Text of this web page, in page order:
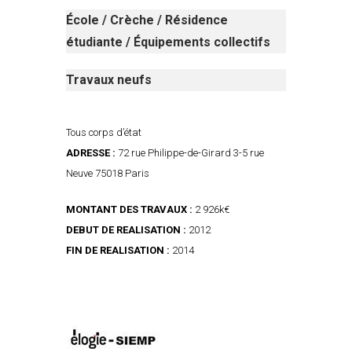
École / Crèche / Résidence
étudiante / Équipements collectifs
Travaux neufs
Tous corps d’état
ADRESSE : 72 rue Philippe-de-Girard 3-5 rue
Neuve 75018 Paris
MONTANT DES TRAVAUX : 2 926k€
DEBUT DE REALISATION : 2012
FIN DE REALISATION : 2014